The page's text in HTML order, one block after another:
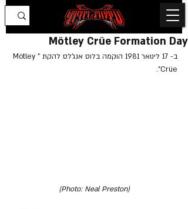
Mötley Crüe Formation Day
ב- 17 לינואר 1981 הוקמה בלוס אנג'לס להקת "Mötley
Crüe".
(Photo: Neal Preston)